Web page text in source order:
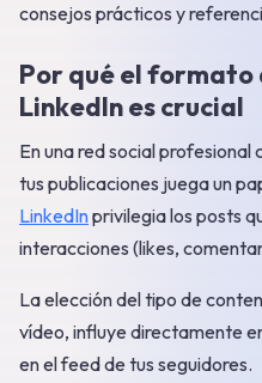
consejos prácticos y
Por qué el formato
LinkedIn es crucial
En una red social
tus publicaciones juega un
LinkedInprivilegia los posts
interacciones (likes,
La elección del tipo de
vídeo, influye directamente
en el feed de tus seguidores.